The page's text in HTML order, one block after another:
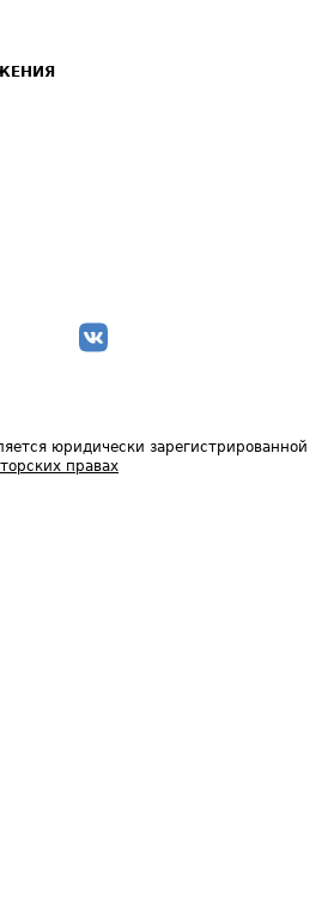
юридически зарегистрированной
правах